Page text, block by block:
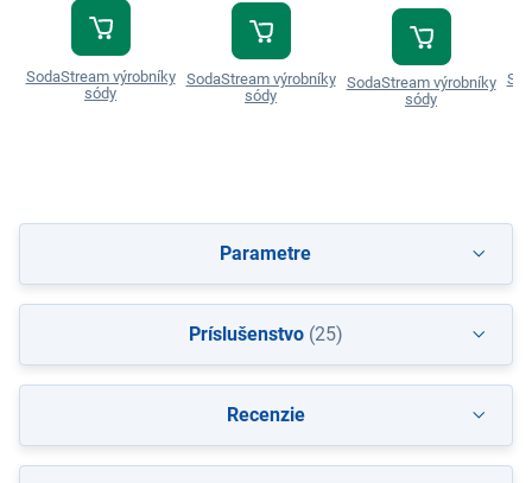
SodaStream výrobníky
sódy
SodaStream výrobníky
sódy
SodaStream výrobníky
sódy
Parametre
Príslušenstvo(25)
Recenzie